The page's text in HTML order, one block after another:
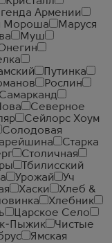
Армении
Мороша
Маруся
Муш
Путинка
Рослин
Самарканд
Северное
Сейлорс Хоум
Солодовая
Старка
Столичная
Тбилисский
Урожай
Уч
Хаски
Хлеб &
Хлебник
Царское Село
Пыжик
Чистые
Ямская